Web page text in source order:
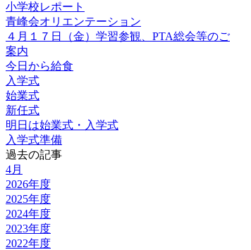
小学校レポート
青峰会オリエンテーション
４月１７日（金）学習参観、PTA総会等のご
案内
今日から給食
入学式
始業式
新任式
明日は始業式・入学式
入学式準備
過去の記事
4月
2026年度
2025年度
2024年度
2023年度
2022年度